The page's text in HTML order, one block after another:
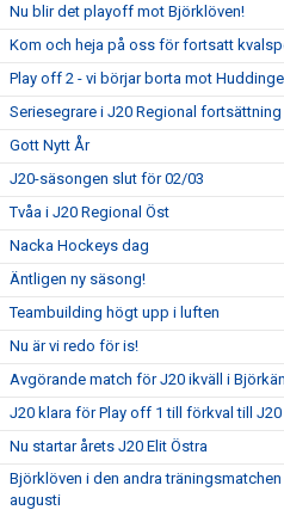
Nu blir det playoff mot Björklöven!
Kom och heja på oss för fortsatt
Play off 2 - vi börjar borta mot Huddinge
Seriesegrare i J20 Regional
Gott Nytt År
J20-säsongen slut för 02/03
Tvåa i J20 Regional Öst
Nacka Hockeys dag
Äntligen ny säsong!
Teambuilding högt upp i luften
Nu är vi redo för is!
Avgörande match för J20 ikväll i
J20 klara för Play off 1 till förkval till J20
Nu startar årets J20 Elit Östra
Björklöven i den andra
augusti